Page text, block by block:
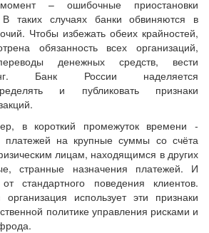
– ошибочные приостановки
таких случаях банки обвиняются в
Чтобы избежать обеих крайностей,
обязанность всех организаций,
денежных средств, вести
Банк России наделяется
и публиковать признаки
в короткий промежуток времени ‑
платежей на крупные суммы со счёта
лицам, находящимся в других
странные назначения платежей. И
стандартного поведения клиентов.
использует эти признаки
политике управления рисками и